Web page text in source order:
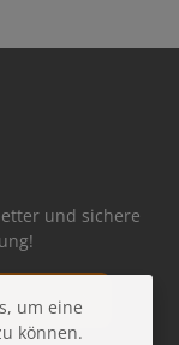
und sichere
um eine
können.